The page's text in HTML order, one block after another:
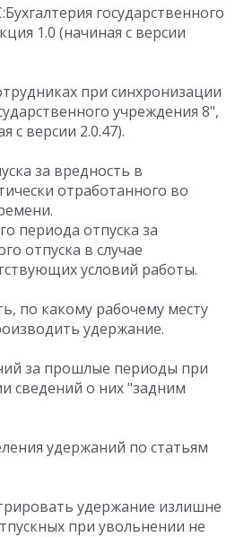
государственного
1.0 (начиная с версии
при синхронизации
учреждения 8",
с версии 2.0.47).
за вредность в
отработанного во
периода отпуска за
отпуска в случае
условий работы.
по какому рабочему месту
удержание.
за прошлые периоды при
сведений о них "задним
удержаний по статьям
удержание излишне
при увольнении не